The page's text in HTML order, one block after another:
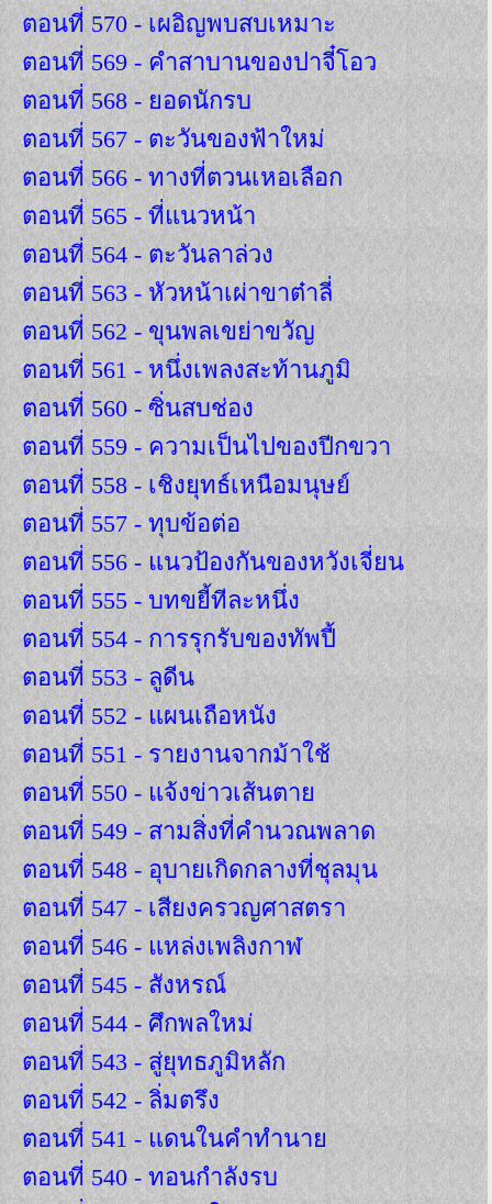
ตอนที่ 570 - เผอิญพบสบเหมาะ
ตอนที่ 569 - คำสาบานของปาจี๋โอว
ตอนที่ 568 - ยอดนักรบ
ตอนที่ 567 - ตะวันของฟ้าใหม่
ตอนที่ 566 - ทางที่ตวนเหอเลือก
ตอนที่ 565 - ที่แนวหน้า
ตอนที่ 564 - ตะวันลาล่วง
ตอนที่ 563 - หัวหน้าเผ่าขาต๋าลี่
ตอนที่ 562 - ขุนพลเขย่าขวัญ
ตอนที่ 561 - หนึ่งเพลงสะท้านภูมิ
ตอนที่ 560 - ซิ่นสบช่อง
ตอนที่ 559 - ความเป็นไปของปีกขวา
ตอนที่ 558 - เชิงยุทธ์เหนือมนุษย์
ตอนที่ 557 - ทุบข้อต่อ
ตอนที่ 556 - แนวป้องกันของหวังเจี่ยน
ตอนที่ 555 - บทขยี้ทีละหนึ่ง
ตอนที่ 554 - การรุกรับของทัพปี้
ตอนที่ 553 - ลูดีน
ตอนที่ 552 - แผนเถือหนัง
ตอนที่ 551 - รายงานจากม้าใช้
ตอนที่ 550 - แจ้งข่าวเส้นตาย
ตอนที่ 549 - สามสิ่งที่คำนวณพลาด
ตอนที่ 548 - อุบายเกิดกลางที่ชุลมุน
ตอนที่ 547 - เสียงครวญศาสตรา
ตอนที่ 546 - แหล่งเพลิงกาฬ
ตอนที่ 545 - สังหรณ์
ตอนที่ 544 - ศึกพลใหม่
ตอนที่ 543 - สู่ยุทธภูมิหลัก
ตอนที่ 542 - ลิ่มตรึง
ตอนที่ 541 - แดนในคำทำนาย
ตอนที่ 540 - ทอนกำลังรบ